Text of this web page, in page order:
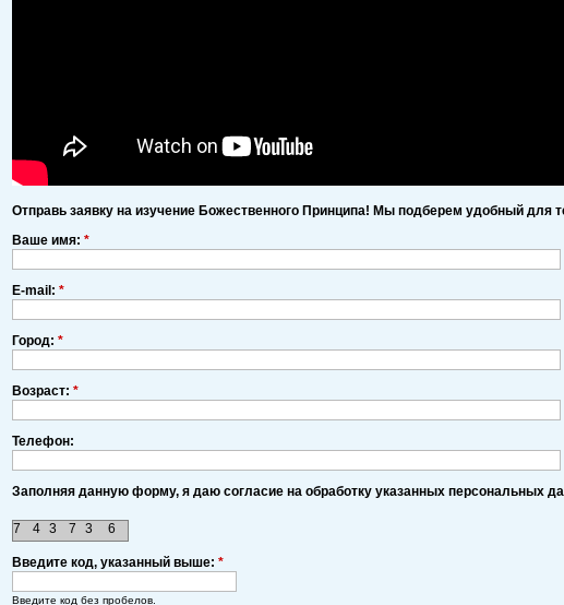
Отправь заявку на изучение Божественного Принципа! Мы подберем удобный для
Ваше имя: *
E-mail: *
Город: *
Возраст: *
Телефон:
Заполняя данную форму, я даю согласие на обработку указанных персональных
4
7 6
7
3 3
Введите код, указанный выше: *
Введите код без пробелов.